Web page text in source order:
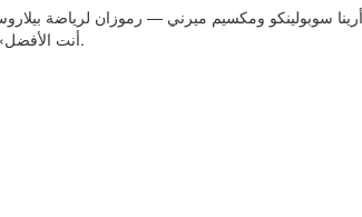
أرينا سوبولينكو ومكسيم ميرني — رموزان لرياضة
عندما تفوز سوبولينكو، يكتب ميرني لها على Instagram: «أنت الأفضل». هذا هو التتابع.